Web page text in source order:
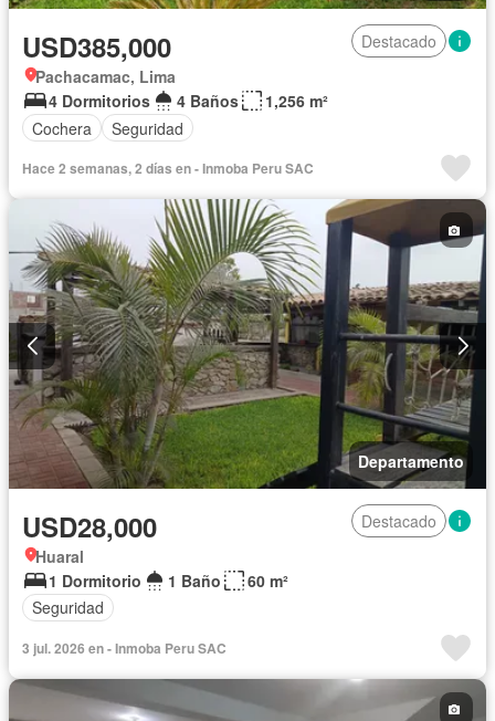
USD385,000
Destacado
Pachacamac, Lima
4 Dormitorios
4 Baños
1,256 m²
Cochera
Seguridad
Hace 2 semanas, 2 días en - Inmoba Peru SAC
Departamento
USD28,000
Destacado
Huaral
1 Dormitorio
1 Baño
60 m²
Seguridad
3 jul. 2026 en - Inmoba Peru SAC